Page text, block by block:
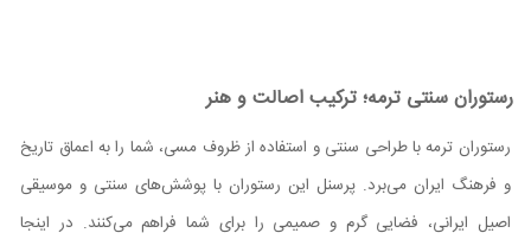
رستوران سنتی ترمه؛ ترکیب اصالت و هنر
رستوران ترمه با طراحی سنتی و استفاده از ظروف مسی، شما را به اعماق تاریخ
و فرهنگ ایران می‌برد. پرسنل این رستوران با پوشش‌های سنتی و موسیقی
اصیل ایرانی، فضایی گرم و صمیمی را برای شما فراهم می‌کنند. در اینجا